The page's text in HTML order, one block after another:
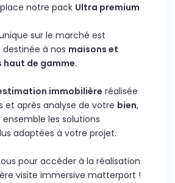
notre pack Ultra premium
sur le marché est
à nos maisons et
de gamme.
immobilière réalisée
et après analyse de votre bien,
les solutions
adaptées à votre projet.
pour accéder à la réalisation
visite immersive matterport !